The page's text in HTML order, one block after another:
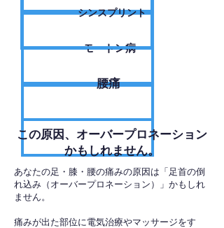
シンスプリント
モートン病
腰痛
​この原因、オーバープロネーション
かもしれません。
あなたの足・膝・腰の痛みの原因は「足首の倒
れ込み（オーバープロネーション）」かもしれ
ません。
痛みが出た部位に電気治療やマッサージをす